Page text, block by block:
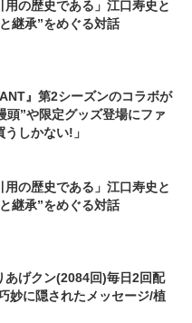
用の歴史である」江口寿史と
継承”をめぐる対話
』第2シーズンのコラボが
頭”や限定グッズ登場にファ
しかない!」
用の歴史である」江口寿史と
継承”をめぐる対話
あげクン(2084回)毎日2回配
妙に隠されたメッセージ/植